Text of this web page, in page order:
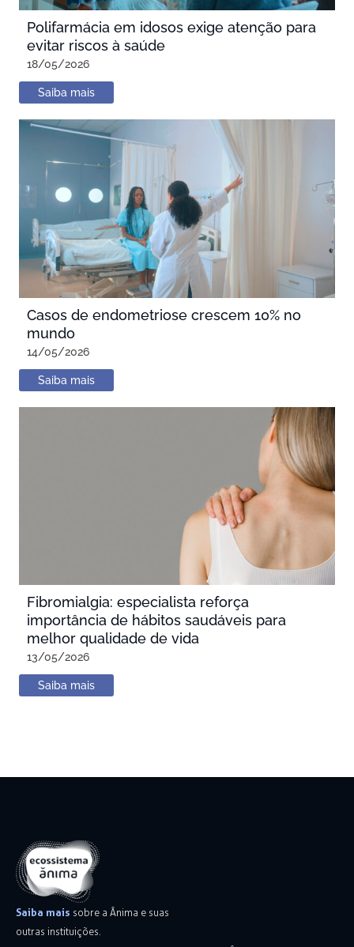
Polifarmácia em idosos exige atenção para
evitar riscos à saúde
18/05/2026
Saiba mais
Casos de endometriose crescem 10% no
mundo
14/05/2026
Saiba mais
Fibromialgia: especialista reforça
importância de hábitos saudáveis para
melhor qualidade de vida
13/05/2026
Saiba mais
Saiba mais sobre a Ânima e suas
outras instituições.